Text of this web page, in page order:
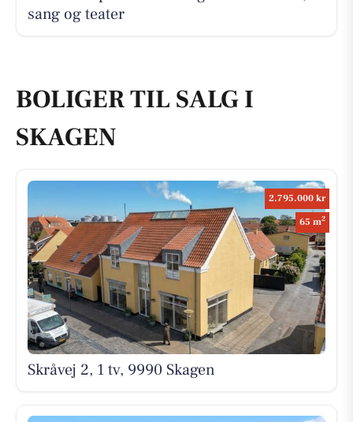
sang og teater
BOLIGER TIL SALG I
SKAGEN
2.795.000 kr
65 m2
Skråvej 2, 1 tv, 9990 Skagen